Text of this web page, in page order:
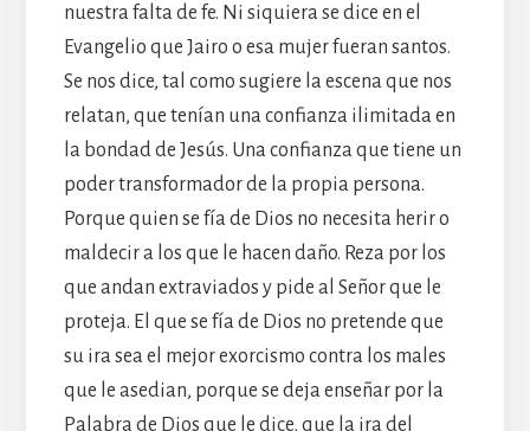
nuestra falta de fe. Ni siquiera se dice en el
Evangelio que Jairo o esa mujer fueran santos.
Se nos dice, tal como sugiere la escena que nos
relatan, que tenían una confianza ilimitada en
la bondad de Jesús. Una confianza que tiene un
poder transformador de la propia persona.
Porque quien se fía de Dios no necesita herir o
maldecir a los que le hacen daño. Reza por los
que andan extraviados y pide al Señor que le
proteja. El que se fía de Dios no pretende que
su ira sea el mejor exorcismo contra los males
que le asedian, porque se deja enseñar por la
Palabra de Dios que le dice, que la ira del